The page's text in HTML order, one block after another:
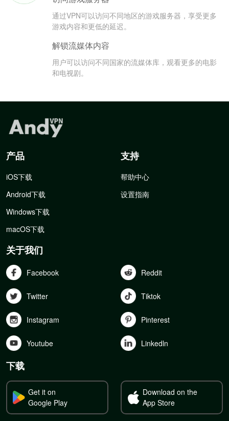
通过VPN可以访问不同地区的游戏服务器，享受更多
游戏内容和更低的延迟。
解锁流媒体内容
用户可以访问不同国家的流媒体库，观看更多的电影
和电视剧。
产品
iOS下载
Android下载
Windows下载
macOS下载
支持
帮助中心
设置指南
关于我们
Facebook Reddit
Twitter Tiktok
Instagram Pinterest
Youtube Linkedln
下载
Get it on
Google Play
Download on the
App Store